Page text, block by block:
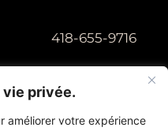
privée.
améliorer votre expérience
418-655-9716